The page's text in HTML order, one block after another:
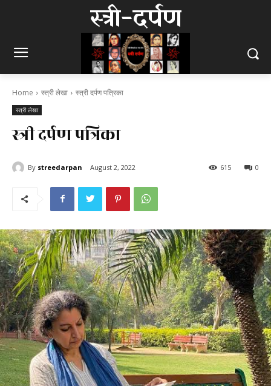
स्त्री-दर्पण
Home स्त्री लेखा स्त्री दर्पण पत्रिका
स्त्री लेखा
स्त्री दर्पण पत्रिका
By streedarpan August 2, 2022 0
615